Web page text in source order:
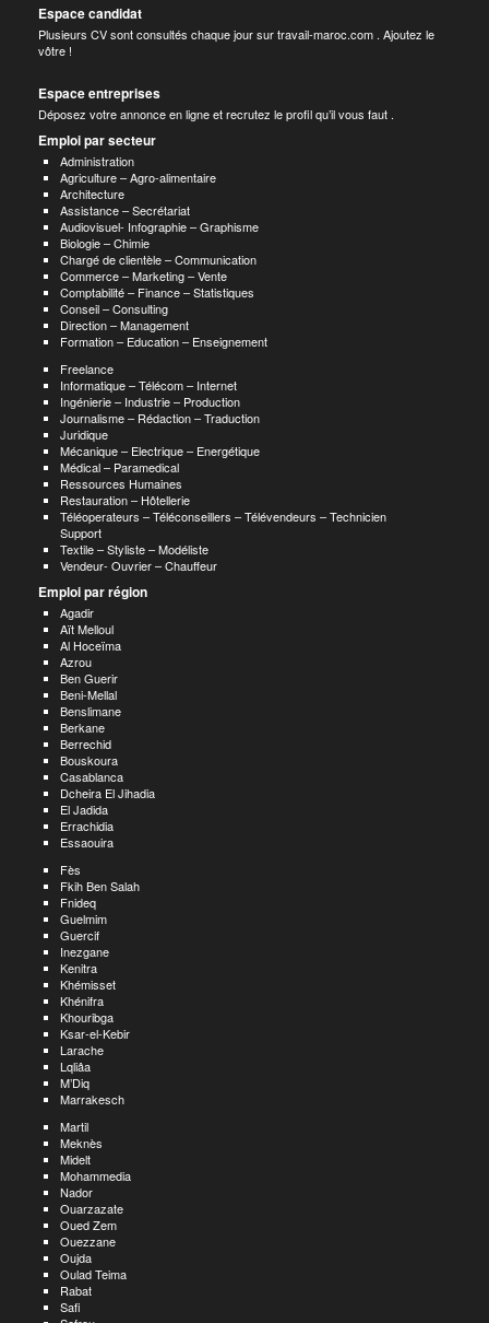
Espace candidat
Plusieurs CV sont consultés chaque jour sur travail-maroc.com . Ajoutez le
vôtre !
Espace entreprises
Déposez votre annonce en ligne et recrutez le profil qu’il vous faut .
Emploi par secteur
Administration
Agriculture – Agro-alimentaire
Architecture
Assistance – Secrétariat
Audiovisuel- Infographie – Graphisme
Biologie – Chimie
Chargé de clientèle – Communication
Commerce – Marketing – Vente
Comptabilité – Finance – Statistiques
Conseil – Consulting
Direction – Management
Formation – Education – Enseignement
Freelance
Informatique – Télécom – Internet
Ingénierie – Industrie – Production
Journalisme – Rédaction – Traduction
Juridique
Mécanique – Electrique – Energétique
Médical – Paramedical
Ressources Humaines
Restauration – Hôtellerie
Téléoperateurs – Téléconseillers – Télévendeurs – Technicien
Support
Textile – Styliste – Modéliste
Vendeur- Ouvrier – Chauffeur
Emploi par région
Agadir
Aït Melloul
Al Hoceïma
Azrou
Ben Guerir
Beni-Mellal
Benslimane
Berkane
Berrechid
Bouskoura
Casablanca
Dcheira El Jihadia
El Jadida
Errachidia
Essaouira
Fès
Fkih Ben Salah
Fnideq
Guelmim
Guercif
Inezgane
Kenitra
Khémisset
Khénifra
Khouribga
Ksar-el-Kebir
Larache
Lqliâa
M’Diq
Marrakesch
Martil
Meknès
Midelt
Mohammedia
Nador
Ouarzazate
Oued Zem
Ouezzane
Oujda
Oulad Teima
Rabat
Safi